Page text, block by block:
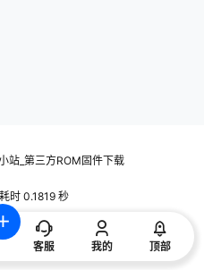
站_第三方ROM固件下载
时 0.1819 秒
客服 我的 顶部